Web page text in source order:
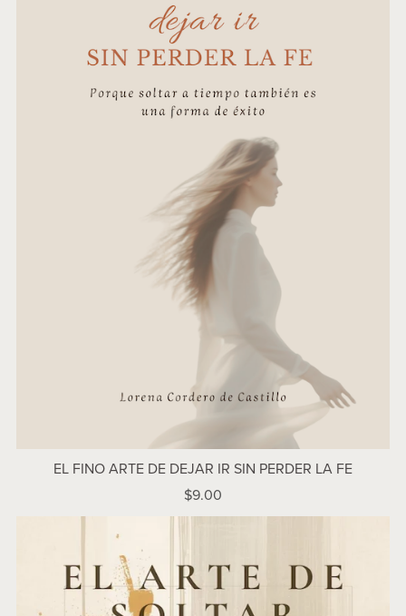
EL FINO ARTE DE DEJAR IR SIN PERDER LA FE
$9.00